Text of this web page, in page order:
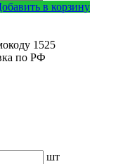
в корзину
1525
по РФ
шт